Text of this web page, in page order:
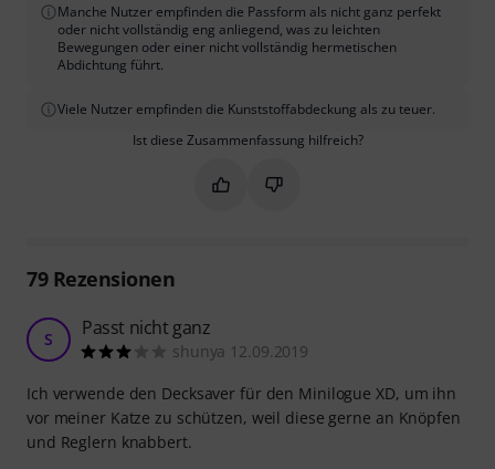
Manche Nutzer empfinden die Passform als nicht ganz perfekt
oder nicht vollständig eng anliegend, was zu leichten
Bewegungen oder einer nicht vollständig hermetischen
Abdichtung führt.
Viele Nutzer empfinden die Kunststoffabdeckung als zu teuer.
Ist diese Zusammenfassung hilfreich?
Markieren Sie diese
Markieren Sie diese
79Rezensionen
S Passt nicht ganz
shunya 12.09.2019
Ich verwende den Decksaver für den Minilogue XD, um ihn
vor meiner Katze zu schützen, weil diese gerne an Knöpfen
und Reglern knabbert.